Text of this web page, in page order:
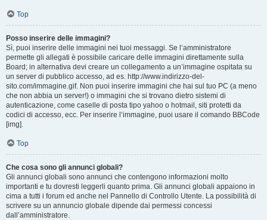
Top
Posso inserire delle immagini?
Sì, puoi inserire delle immagini nei tuoi messaggi. Se l’amministratore
permette gli allegati è possibile caricare delle immagini direttamente sulla
Board; in alternativa devi creare un collegamento a un’immagine ospitata su
un server di pubblico accesso, ad es. http://www.indirizzo-del-
sito.com/immagine.gif. Non puoi inserire immagini che hai sul tuo PC (a meno
che non abbia un server!) o immagini che si trovano dietro sistemi di
autenticazione, come caselle di posta tipo yahoo o hotmail, siti protetti da
codici di accesso, ecc. Per inserire l’immagine, puoi usare il comando BBCode
[img].
Top
Che cosa sono gli annunci globali?
Gli annunci globali sono annunci che contengono informazioni molto
importanti e tu dovresti leggerli quanto prima. Gli annunci globali appaiono in
cima a tutti i forum ed anche nel Pannello di Controllo Utente. La possibilità di
scrivere su un annuncio globale dipende dai permessi concessi
dall’amministratore.